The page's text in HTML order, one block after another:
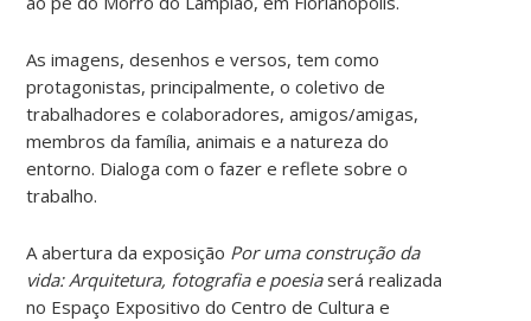
As imagens, desenhos e versos, tem como
protagonistas, principalmente, o coletivo de
trabalhadores e colaboradores, amigos/amigas,
membros da família, animais e a natureza do
entorno. Dialoga com o fazer e reflete sobre o
trabalho.
A abertura da exposição Por uma construção da
vida: Arquitetura, fotografia e poesiaserá realizada
no Espaço Expositivo do Centro de Cultura e